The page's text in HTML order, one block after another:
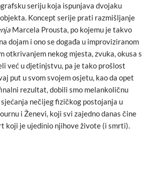
seriju koja ispunjava dvojaku
Koncept serije prati razmišljanje
Marcela Prousta, po kojemu je takvo
dojam i ono se događa u improviziranom
otkrivanjem nekog mjesta, zvuka, okusa s
već u djetinjstvu, pa je tako prošlost
put u svom svojem osjetu, kao da opet
rezultat, dobili smo melankoličnu
nečijeg fizičkog postojanja u
i Ženevi, koji svi zajedno danas čine
koji je ujedinio njihove živote (i smrti).